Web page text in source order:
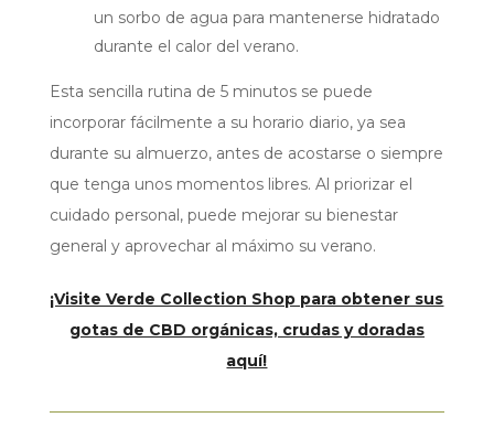
un sorbo de agua para mantenerse hidratado
durante el calor del verano.
Esta sencilla rutina de 5 minutos se puede
incorporar fácilmente a su horario diario, ya sea
durante su almuerzo, antes de acostarse o siempre
que tenga unos momentos libres. Al priorizar el
cuidado personal, puede mejorar su bienestar
general y aprovechar al máximo su verano.
¡Visite Verde Collection Shop para obtener sus
gotas de CBD orgánicas, crudas y doradas
aquí!